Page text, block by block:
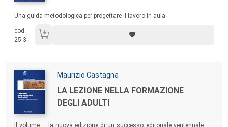
Sommario:
Una guida metodologica per progettare il lavoro in aula.
cod.
25.3
Autori:
Maurizio Castagna
Titolo:
LA LEZIONE NELLA FORMAZIONE
DEGLI ADULTI
Sommario:
Il volume – la nuova edizione di un successo editoriale ventennale –